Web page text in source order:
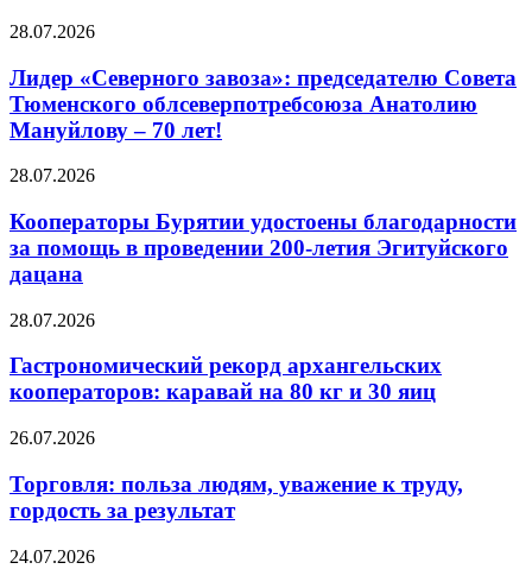
28.07.2026
Лидер «Северного завоза»: председателю Совета
Тюменского облсеверпотребсоюза Анатолию
Мануйлову – 70 лет!
28.07.2026
Кооператоры Бурятии удостоены благодарности
за помощь в проведении 200-летия Эгитуйского
дацана
28.07.2026
Гастрономический рекорд архангельских
кооператоров: каравай на 80 кг и 30 яиц
26.07.2026
Торговля: польза людям, уважение к труду,
гордость за результат
24.07.2026